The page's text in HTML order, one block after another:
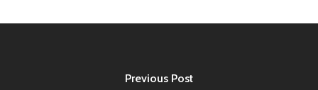
Previous Post